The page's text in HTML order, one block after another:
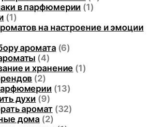
в парфюмерии (1)
(1)
на настроение и эмоции
аромата(6)
(4)
и хранение (1)
(2)
(13)
духи (9)
аромат(32)
дома (2)